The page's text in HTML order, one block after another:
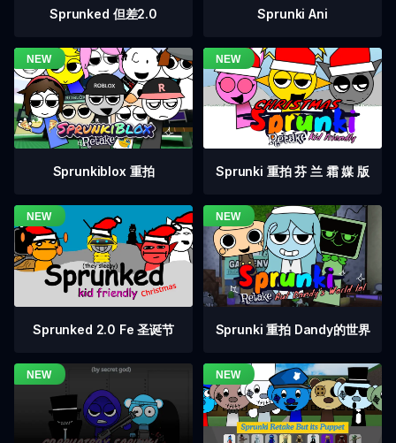
Sprunked 但差2.0 Sprunki Ani
Sprunkiblox 重拍 Sprunki 重拍 芬 兰 霜 媒 版
Sprunked 2.0 Fe 圣诞节 Sprunki 重拍 Dandy的世界